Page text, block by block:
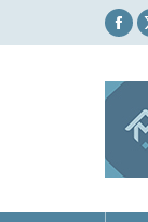
in